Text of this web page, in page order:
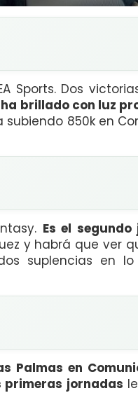
Sports. Dos
ha brillado con luz
850k en
Es el
y habrá que ver
suplencias en
Palmas en
primeras jornadas